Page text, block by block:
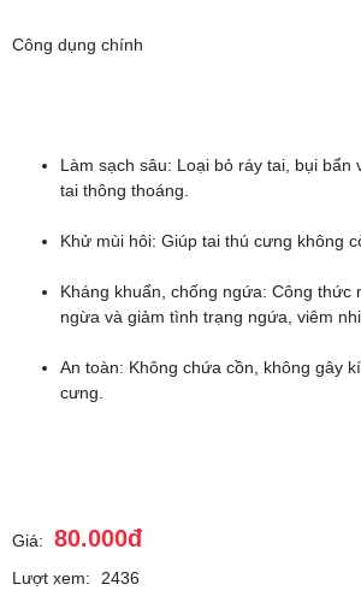
Công dụng chính
Làm sạch sâu: Loại bỏ ráy tai, bụi bẩn
tai thông thoáng.
Khử mùi hôi: Giúp tai thú cưng không
Kháng khuẩn, chống ngứa: Công thức
ngừa và giảm tình trạng ngứa, viêm
An toàn: Không chứa cồn, không gây
cưng.
Giá: 80.000đ
Lượt xem: 2436